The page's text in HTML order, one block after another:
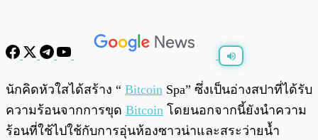
พร้อมเล่น 0:00
นักคิดหัวใสได้สร้าง “ Bitcoin Spa” ซึ่งเป็นอ่างสปาที่ได้รับ
ความร้อนจากการขุด Bitcoin โดยนอกจากนี้ยังนำความ
ร้อนที่ใช้ไปใช้กับการอุ่นห้องซาวน่าและสระว่ายน้ำ